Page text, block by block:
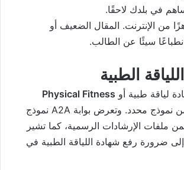
في بلدك لاحقًا.
من الإنترنت. المقال الضعيف أو
سيئًا عن الطالب.
Physical Fitness
ضمن نموذج محدد. وتعرض بوابة A2A نموذج
ملفات الإرشادات الرسمية، كما تشير
إلى ضرورة رفع شهادة اللياقة الطبية في